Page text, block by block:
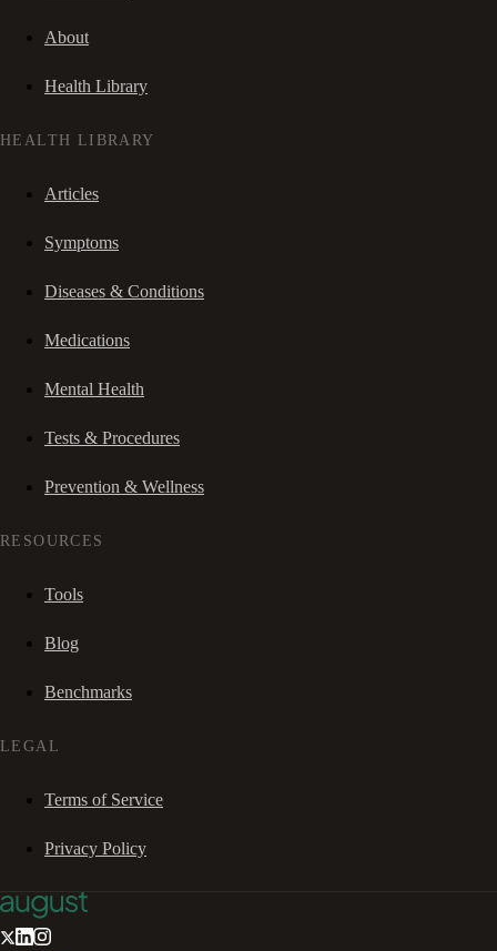
About
Health Library
HEALTH LIBRARY
Articles
Symptoms
Diseases & Conditions
Medications
Mental Health
Tests & Procedures
Prevention & Wellness
RESOURCES
Tools
Blog
Benchmarks
LEGAL
Terms of Service
Privacy Policy